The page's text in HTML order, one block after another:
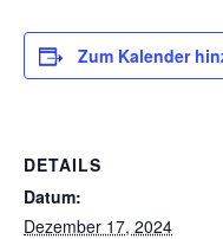
Zum Kalender
DETAILS
Datum:
Dezember 17, 2024